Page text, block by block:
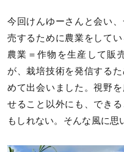
今回けんゆーさんと会い
売するために農業をして
農業＝作物を生産して販
が、栽培技術を発信する
めて出会いました。視野
せること以外にも、でき
もしれない。そんな風に思